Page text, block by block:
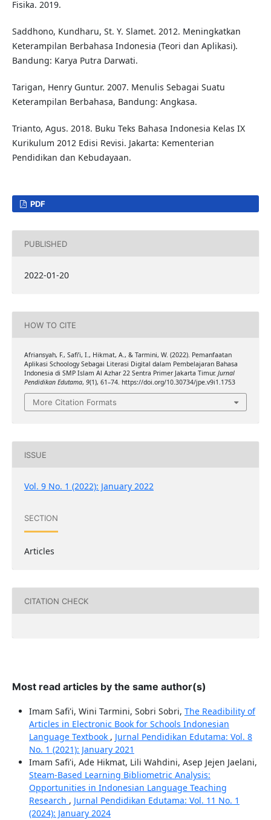
Fisika. 2019.
Saddhono, Kundharu, St. Y. Slamet. 2012. Meningkatkan
Keterampilan Berbahasa Indonesia (Teori dan Aplikasi).
Bandung: Karya Putra Darwati.
Tarigan, Henry Guntur. 2007. Menulis Sebagai Suatu
Keterampilan Berbahasa, Bandung: Angkasa.
Trianto, Agus. 2018. Buku Teks Bahasa Indonesia Kelas IX
Kurikulum 2012 Edisi Revisi. Jakarta: Kementerian
Pendidikan dan Kebudayaan.
PDF
PUBLISHED
2022-01-20
HOW TO CITE
Afriansyah, F., Safi’i, I., Hikmat, A., & Tarmini, W. (2022). Pemanfaatan
Aplikasi Schoology Sebagai Literasi Digital dalam Pembelajaran Bahasa
Indonesia di SMP Islam Al Azhar 22 Sentra Primer Jakarta Timur. Jurnal
Pendidikan Edutama, 9(1), 61–74. https://doi.org/10.30734/jpe.v9i1.1753
More Citation Formats
ISSUE
Vol. 9 No. 1 (2022): January 2022
SECTION
Articles
CITATION CHECK
Most read articles by the same author(s)
Imam Safi'i, Wini Tarmini, Sobri Sobri, The Readibility of
Articles in Electronic Book for Schools Indonesian
Language Textbook , Jurnal Pendidikan Edutama: Vol. 8
No. 1 (2021): January 2021
Imam Safi'i, Ade Hikmat, Lili Wahdini, Asep Jejen Jaelani,
Steam-Based Learning Bibliometric Analysis:
Opportunities in Indonesian Language Teaching
Research , Jurnal Pendidikan Edutama: Vol. 11 No. 1
(2024): January 2024